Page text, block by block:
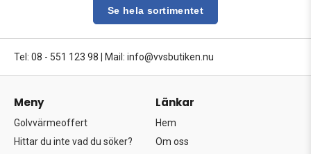
Se hela sortimentet
Tel: 08 - 551 123 98 Mail: info@vvsbutiken.nu
Meny
Golvvärmeoffert
Hittar du inte vad du söker?
Länkar
Hem
Om oss